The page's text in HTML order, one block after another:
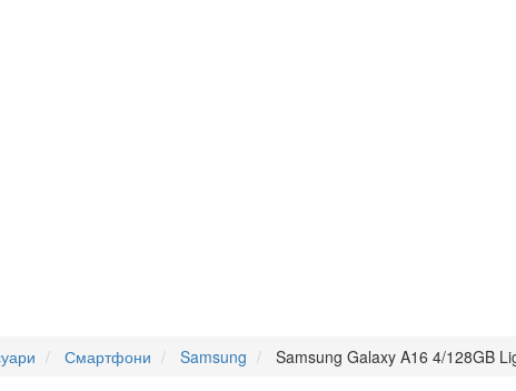
Смартфони Samsung Samsung Galaxy A16 4/128GB